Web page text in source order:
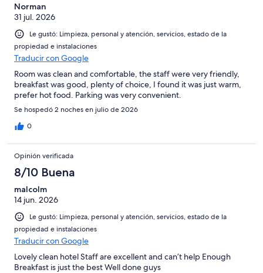
Norman
31 jul. 2026
Le gustó: Limpieza, personal y atención, servicios, estado de la
propiedad e instalaciones
Traducir con Google
Room was clean and comfortable, the staff were very friendly,
breakfast was good, plenty of choice, I found it was just warm,
prefer hot food. Parking was very convenient.
Se hospedó 2 noches en julio de 2026
0
Opinión verificada
8/10 Buena
malcolm
14 jun. 2026
Le gustó: Limpieza, personal y atención, servicios, estado de la
propiedad e instalaciones
Traducir con Google
Lovely clean hotel Staff are excellent and can’t help Enough
Breakfast is just the best Well done guys